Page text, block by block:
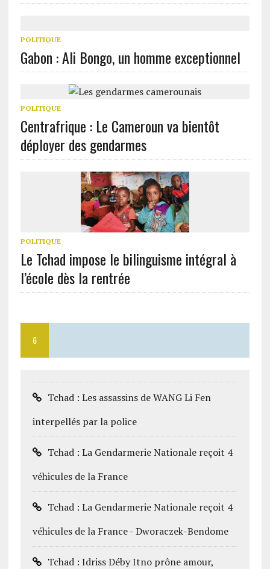
POLITIQUE
Gabon : Ali Bongo, un homme exceptionnel
POLITIQUE
Centrafrique : Le Cameroun va bientôt
déployer des gendarmes
POLITIQUE
Le Tchad impose le bilinguisme intégral à
l’école dès la rentrée
6
Tchad : Les assassins de WANG Li Fen
interpellés par la police
Tchad : La Gendarmerie Nationale reçoit 4
véhicules de la France
Tchad : La Gendarmerie Nationale reçoit 4
véhicules de la France - Dworaczek-Bendome
Tchad : Idriss Déby Itno prône amour,